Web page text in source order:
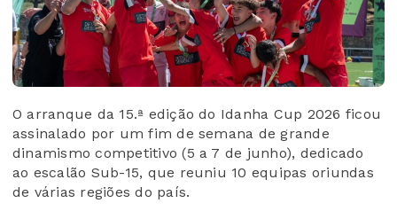
O arranque da 15.ª edição do Idanha Cup 2026 ficou
assinalado por um fim de semana de grande
dinamismo competitivo (5 a 7 de junho), dedicado
ao escalão Sub-15, que reuniu 10 equipas oriundas
de várias regiões do país.